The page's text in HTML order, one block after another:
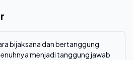
bijaksana dan bertanggung
menjadi tanggung jawab